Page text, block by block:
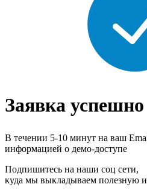
Заявка
В течении 5-10 минут на ваш
информацией о демо-доступе
Подпишитесь на наши соц сети,
куда мы выкладываем полезную